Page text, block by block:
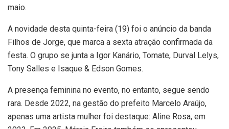
maio.
A novidade desta quinta-feira (19) foi o anúncio da banda
Filhos de Jorge, que marca a sexta atração confirmada da
festa. O grupo se junta a Igor Kanário, Tomate, Durval Lelys,
Tony Salles e Isaque & Edson Gomes.
A presença feminina no evento, no entanto, segue sendo
rara. Desde 2022, na gestão do prefeito Marcelo Araújo,
apenas uma artista mulher foi destaque: Aline Rosa, em